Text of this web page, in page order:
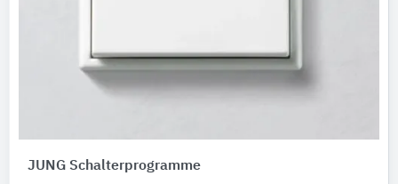
JUNG Schalterprogramme